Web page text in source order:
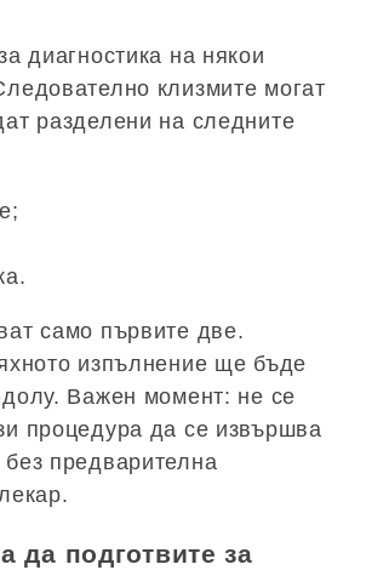
диагностика на някои
клизмите могат
разделени на следните
само първите две.
изпълнение ще бъде
Важен момент: не се
процедура да се извършва
предварителна
да подготвите за